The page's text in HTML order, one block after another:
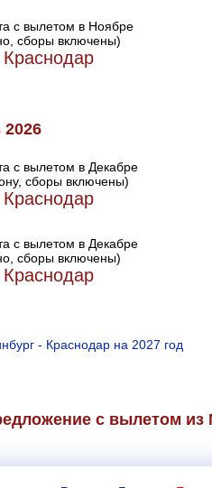
с вылетом в Ноябре
сборы включены)
Краснодар
с вылетом в Декабре
сборы включены)
Краснодар
с вылетом в Декабре
сборы включены)
Краснодар
- Краснодар на 2027 год
с вылетом